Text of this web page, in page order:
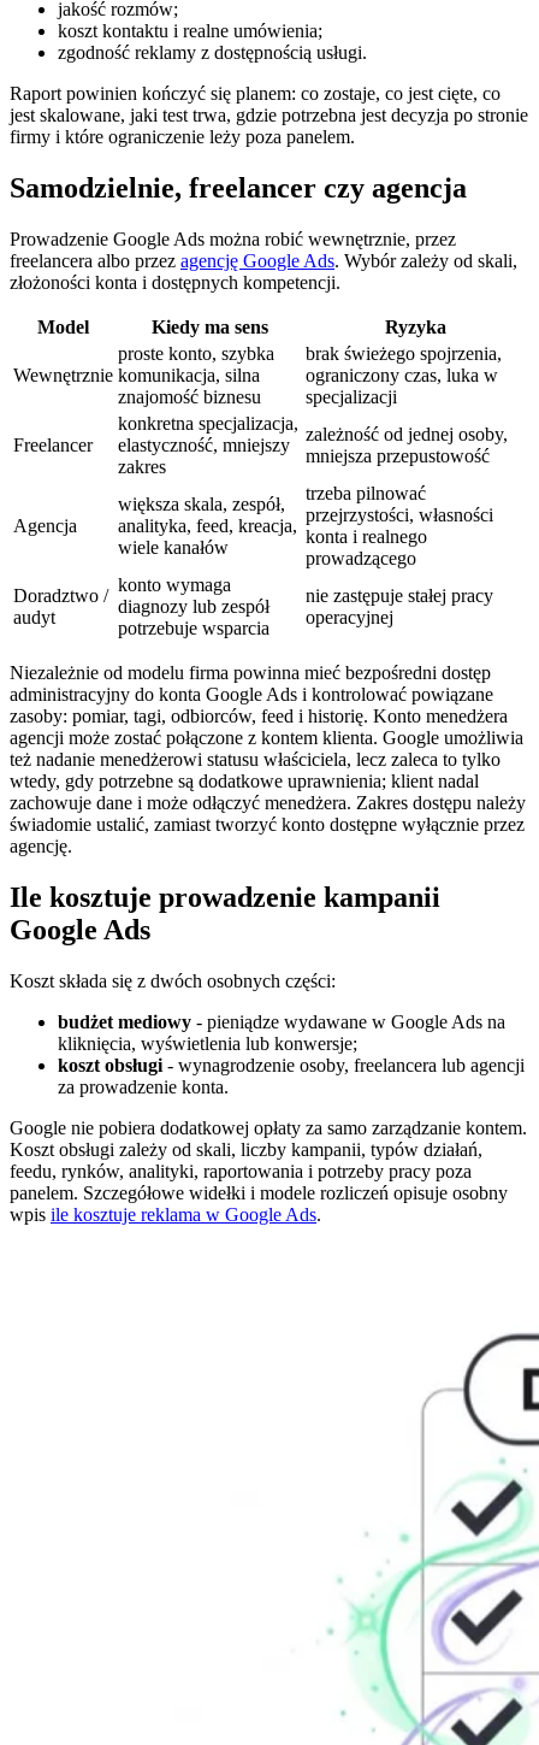
jakość rozmów;
koszt kontaktu i realne umówienia;
zgodność reklamy z dostępnością usługi.
Raport powinien kończyć się planem: co zostaje, co jest cięte, co
jest skalowane, jaki test trwa, gdzie potrzebna jest decyzja po stronie
firmy i które ograniczenie leży poza panelem.
Samodzielnie, freelancer czy agencja
Prowadzenie Google Ads można robić wewnętrznie, przez
freelancera albo przez agencję Google Ads. Wybór zależy od skali,
złożoności konta i dostępnych kompetencji.
Model Kiedy ma sens Ryzyka
Wewnętrznie
proste konto, szybka
komunikacja, silna
znajomość biznesu
brak świeżego spojrzenia,
ograniczony czas, luka w
specjalizacji
Freelancer
konkretna specjalizacja,
elastyczność, mniejszy
zakres
zależność od jednej osoby,
mniejsza przepustowość
Agencja
większa skala, zespół,
analityka, feed, kreacja,
wiele kanałów
trzeba pilnować
przejrzystości, własności
konta i realnego
prowadzącego
Doradztwo /
audyt
konto wymaga
diagnozy lub zespół
potrzebuje wsparcia
nie zastępuje stałej pracy
operacyjnej
Niezależnie od modelu firma powinna mieć bezpośredni dostęp
administracyjny do konta Google Ads i kontrolować powiązane
zasoby: pomiar, tagi, odbiorców, feed i historię. Konto menedżera
agencji może zostać połączone z kontem klienta. Google umożliwia
też nadanie menedżerowi statusu właściciela, lecz zaleca to tylko
wtedy, gdy potrzebne są dodatkowe uprawnienia; klient nadal
zachowuje dane i może odłączyć menedżera. Zakres dostępu należy
świadomie ustalić, zamiast tworzyć konto dostępne wyłącznie przez
agencję.
Ile kosztuje prowadzenie kampanii
Google Ads
Koszt składa się z dwóch osobnych części:
budżet mediowy - pieniądze wydawane w Google Ads na
kliknięcia, wyświetlenia lub konwersje;
koszt obsługi - wynagrodzenie osoby, freelancera lub agencji
za prowadzenie konta.
Google nie pobiera dodatkowej opłaty za samo zarządzanie kontem.
Koszt obsługi zależy od skali, liczby kampanii, typów działań,
feedu, rynków, analityki, raportowania i potrzeby pracy poza
panelem. Szczegółowe widełki i modele rozliczeń opisuje osobny
wpis ile kosztuje reklama w Google Ads.